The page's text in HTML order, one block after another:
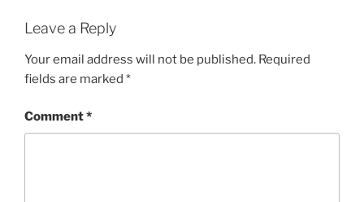
Leave a Reply
Your email address will not be published. Required
fields are marked *
Comment*